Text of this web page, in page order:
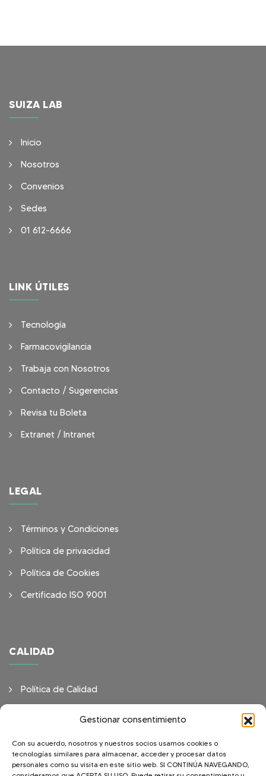
Gestionar consentimiento
Con su acuerdo, nosotros y nuestros socios usamos cookies o
tecnologías similares para almacenar, acceder y procesar datos
personales como su visita en este sitio web. SI CONTINÚA NAVEGANDO,
SUIZA LAB
Inicio
Nosotros
Convenios
Sedes
01 612-6666
LINK ÚTILES
Tecnología
Farmacovigilancia
Trabaja con Nosotros
Contacto / Sugerencias
Revisa tu Boleta
Extranet / Intranet
LEGAL
Términos y Condiciones
Política de privacidad
Política de Cookies
Certificado ISO 9001
CALIDAD
Política de Calidad